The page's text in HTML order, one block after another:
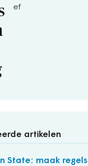
ef
artikelen
State: maak regels